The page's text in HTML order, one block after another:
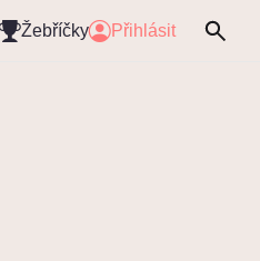
Žebříčky Přihlásit